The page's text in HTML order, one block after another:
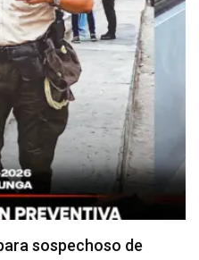
largas filas para